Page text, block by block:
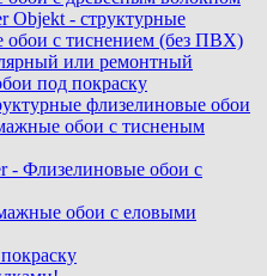
Objekt - структурные
обои с тиснением (без ПВХ)
или ремонтный
под покраску
флизелиновые обои
обои с тисненым
- Флизелиновые обои с
обои с еловыми